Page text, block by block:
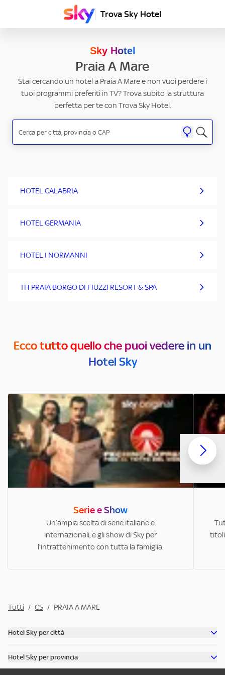
Trova Sky Hotel
Sky Hotel
Praia A Mare
Stai cercando un hotel a Praia A Mare e non vuoi perdere i
tuoi programmi preferiti in TV? Trova subito la struttura
perfetta per te con Trova Sky Hotel.
HOTEL CALABRIA
HOTEL GERMANIA
HOTEL I NORMANNI
TH PRAIA BORGO DI FIUZZI RESORT & SPA
Ecco tutto quello che puoi vedere in un
Hotel Sky
Serie e Show
Un’ampia scelta di serie italiane e
internazionali, e gli show di Sky per
l’intrattenimento con tutta la famiglia.
titoli
Tutti / CS / PRAIA A MARE
Hotel Sky per città
Scopri tutti gli hotel di Venezia
Hotel Sky per provincia
Scopri tutti gli hotel in provincia di Milano